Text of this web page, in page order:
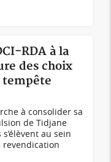
RDA à la
des choix
à consolider sa
de Tidjane
au sein
revendication